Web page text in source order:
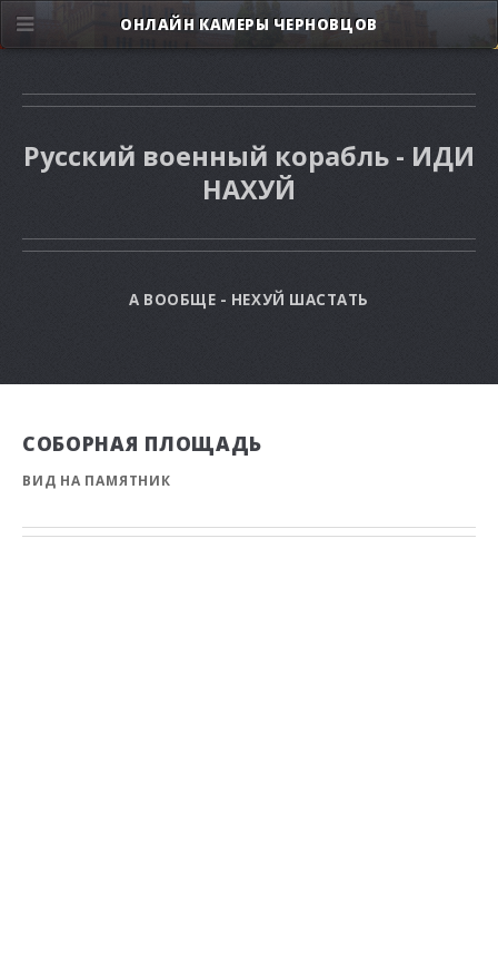
Русский военный корабль - ИДИ
НАХУЙ
А ВООБЩЕ - НЕХУЙ ШАСТАТЬ
СОБОРНАЯ ПЛОЩАДЬ
ВИД НА ПАМЯТНИК
ОНЛАЙН КАМЕРЫ ЧЕРНОВЦОВ